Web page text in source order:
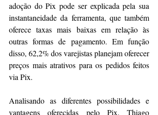
adoção do Pix pode ser explicada pela sua
instantaneidade da ferramenta, que também
oferece taxas mais baixas em relação às
outras formas de pagamento. Em função
disso, 62,2% dos varejistas planejam oferecer
preços mais atrativos para os pedidos feitos
via Pix.
Analisando as diferentes possibilidades e
vantagens oferecidas pelo Pix, Thiago